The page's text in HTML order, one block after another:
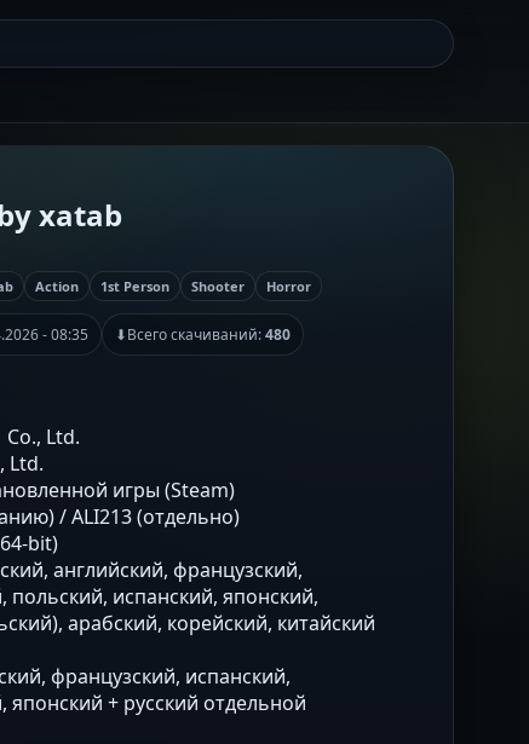
xatab
Action 1st Person Shooter Horror
- 08:35 ⬇Всего скачиваний:480
Co., Ltd.
Ltd.
игры (Steam)
/ ALI213 (отдельно)
bit)
английский, французский,
польский, испанский, японский,
арабский, корейский, китайский
французский, испанский,
японский + русский отдельной